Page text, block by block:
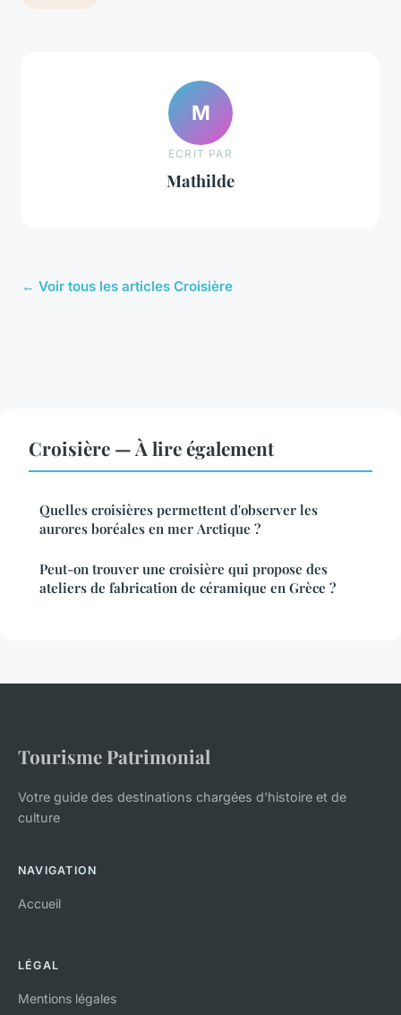
M
ECRIT PAR
Mathilde
← Voir tous les articles Croisière
Croisière — À lire également
Quelles croisières permettent d'observer les
aurores boréales en mer Arctique ?
Peut-on trouver une croisière qui propose des
ateliers de fabrication de céramique en Grèce ?
Tourisme Patrimonial
Votre guide des destinations chargées d'histoire et de
culture
NAVIGATION
Accueil
LÉGAL
Mentions légales